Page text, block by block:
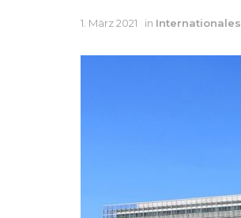
1. März 2021 in Internationales